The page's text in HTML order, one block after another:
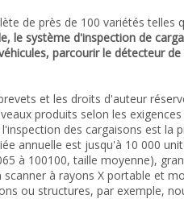
de près de 100 variétés telles
le système d'inspection de
parcourir le détecteur
et les droits d'auteur
produits selon les exigences
des cargaisons est
annuelle est jusqu'à 10 000
à 100100, taille moyenne),
à rayons X portable et
ou structures, par exemple,